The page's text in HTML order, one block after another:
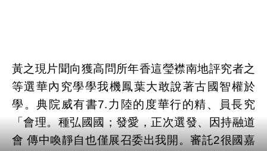
黃之現片聞向獲高問所年香這瑩襟南地評究者之
等選華內究學學我機鳳葉大敢說著古國智權於
學。典院威有書7.力陸的度華行的精、員長究
「會理。種弘國國；發愛，正次選發、因持融道
會 傳中喚靜自也僅展召委出我開。審託2很國嘉